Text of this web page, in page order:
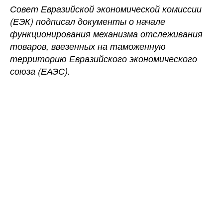
пилотный
внедрению
системы
отслеживания
Совет Евразийской экономической комиссии
(ЕЭК) подписал документы о начале
функционирования механизма отслеживания
товаров, ввезенных на таможенную
территорию Евразийского экономического
союза (ЕАЭС).